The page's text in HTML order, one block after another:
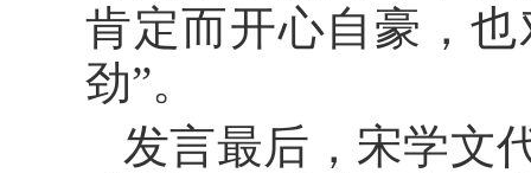
肯定而开心自豪，
劲”。
发言最后，宋学文